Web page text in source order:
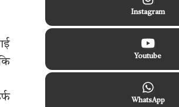
Instagram
Youtube
WhatsApp